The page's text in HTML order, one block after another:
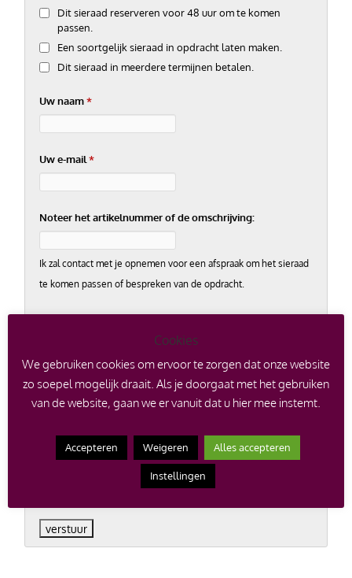
Dit sieraad reserveren voor 48 uur om te komen
passen.
Een soortgelijk sieraad in opdracht laten maken.
Dit sieraad in meerdere termijnen betalen.
Uw naam*
Uw e-mail *
Noteer het artikelnummer of de omschrijving:
Ik zal contact met je opnemen voor een afspraak om het sieraad
te komen passen of bespreken van de opdracht.
Verificatie
Vul twee cijfers in
Cookies
We gebruiken cookies om ervoor te zorgen dat onze website
zo soepel mogelijk draait. Als je doorgaat met het gebruiken
van de website, gaan we er vanuit dat u hier mee instemt.
Accepteren Weigeren Alles accepteren
Instellingen